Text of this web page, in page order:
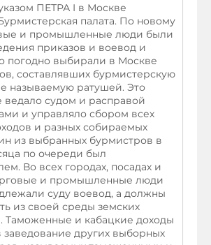
ПЕТРА I в Москве
палата. По новому
и промышленные люди были
приказов и воевод и
погодно выбирали в Москве
составлявших бурмистерскую
называемую ратушей. Это
судом и расправой
и управляло сбором всех
и разных собираемых
из выбранных бурмистров в
по очереди был
Во всех городах, посадах и
и промышленные люди
суду воевод, а должны
из своей среды земских
Таможенные и кабацкие доходы
заведование других выборных